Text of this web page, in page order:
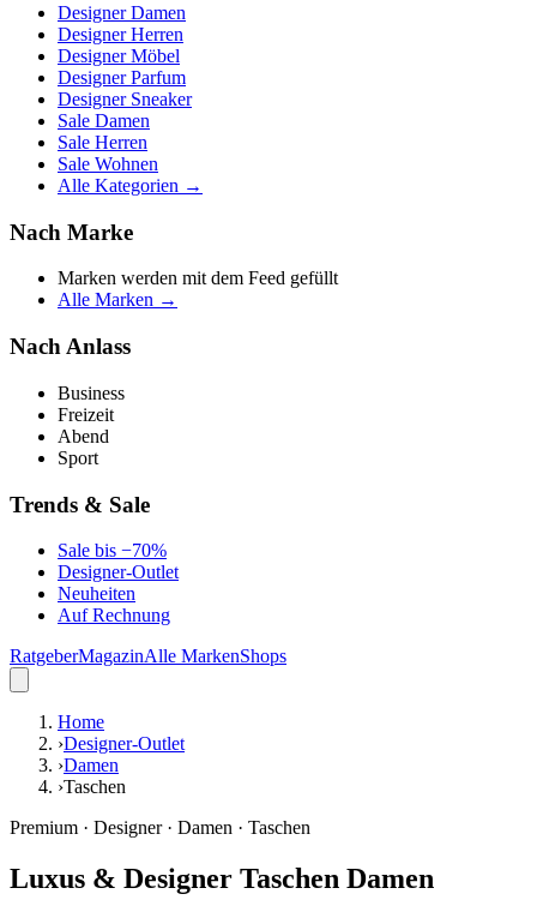
Designer Damen
Designer Herren
Designer Möbel
Designer Parfum
Designer Sneaker
Sale Damen
Sale Herren
Sale Wohnen
Alle Kategorien →
Nach Marke
Marken werden mit dem Feed gefüllt
Alle Marken →
Nach Anlass
Business
Freizeit
Abend
Sport
Trends & Sale
Sale bis −70%
Designer-Outlet
Neuheiten
Auf Rechnung
RatgeberMagazinAlle MarkenShops
Home
›Designer-Outlet
›Damen
›Taschen
Premium · Designer · Damen · Taschen
Luxus & Designer Taschen Damen